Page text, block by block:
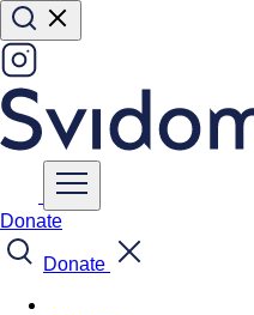
Donate
Donate